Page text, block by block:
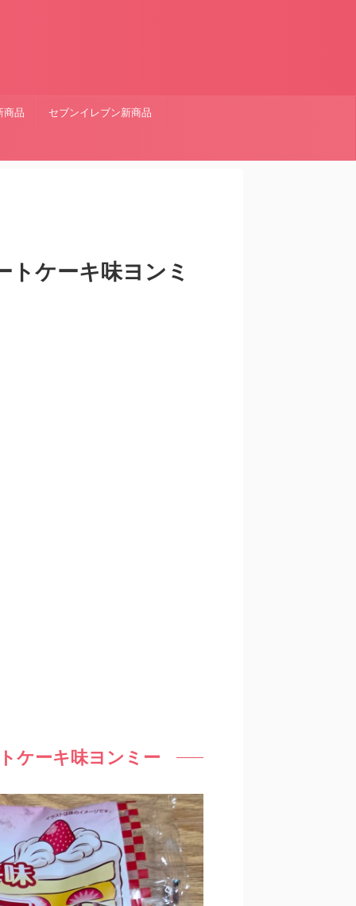
商品 セブンイレブン新商品
ケーキ味ヨンミ
ケーキ味ヨンミー